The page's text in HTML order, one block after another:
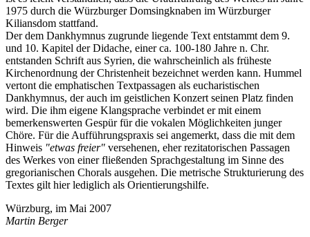
1975 durch die Würzburger Domsingknaben im Würzburger
Kiliansdom stattfand.
Der dem Dankhymnus zugrunde liegende Text entstammt dem 9.
und 10. Kapitel der Didache, einer ca. 100-180 Jahre n. Chr.
entstanden Schrift aus Syrien, die wahrscheinlich als früheste
Kirchenordnung der Christenheit bezeichnet werden kann. Hummel
vertont die emphatischen Textpassagen als eucharistischen
Dankhymnus, der auch im geistlichen Konzert seinen Platz finden
wird. Die ihm eigene Klangsprache verbindet er mit einem
bemerkenswerten Gespür für die vokalen Möglichkeiten junger
Chöre. Für die Aufführungspraxis sei angemerkt, dass die mit dem
Hinweis "etwas freier" versehenen, eher rezitatorischen Passagen
des Werkes von einer fließenden Sprachgestaltung im Sinne des
gregorianischen Chorals ausgehen. Die metrische Strukturierung des
Textes gilt hier lediglich als Orientierungshilfe.
Würzburg, im Mai 2007
Martin Berger